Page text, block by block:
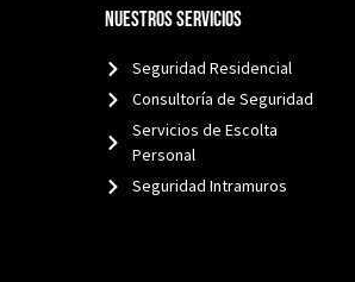
Nuestros Servicios
Seguridad Residencial
Consultoría de Seguridad
Servicios de Escolta
Personal
Seguridad Intramuros